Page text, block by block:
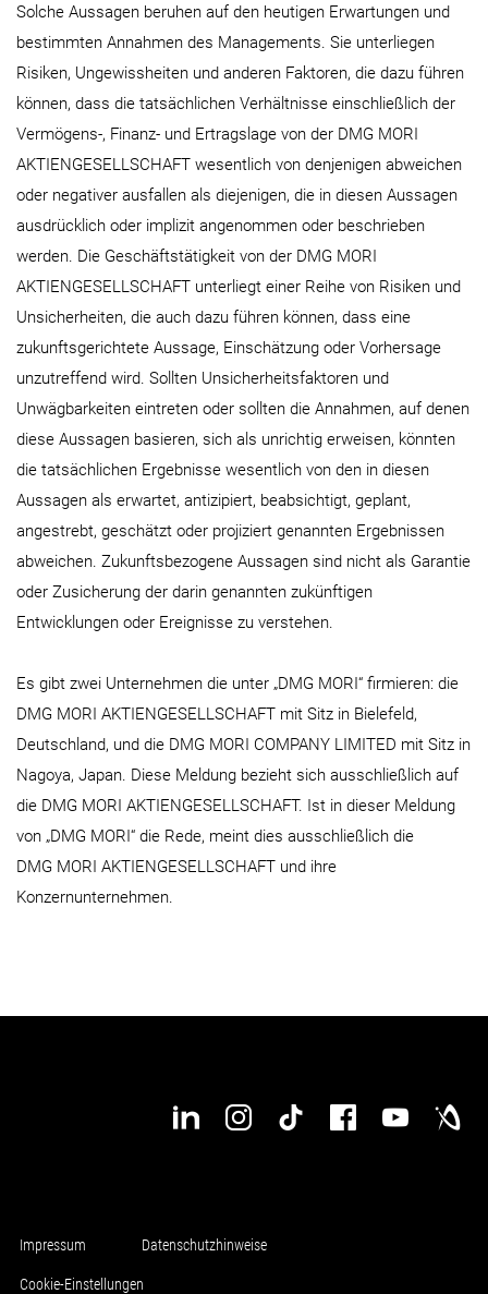
Solche Aussagen beruhen auf den heutigen Erwartungen und
bestimmten Annahmen des Managements. Sie unterliegen
Risiken, Ungewissheiten und anderen Faktoren, die dazu führen
können, dass die tatsächlichen Verhältnisse einschließlich der
Vermögens-, Finanz- und Ertragslage von der DMG MORI
AKTIENGESELLSCHAFT wesentlich von denjenigen abweichen
oder negativer ausfallen als diejenigen, die in diesen Aussagen
ausdrücklich oder implizit angenommen oder beschrieben
werden. Die Geschäftstätigkeit von der DMG MORI
AKTIENGESELLSCHAFT unterliegt einer Reihe von Risiken und
Unsicherheiten, die auch dazu führen können, dass eine
zukunftsgerichtete Aussage, Einschätzung oder Vorhersage
unzutreffend wird. Sollten Unsicherheitsfaktoren und
Unwägbarkeiten eintreten oder sollten die Annahmen, auf denen
diese Aussagen basieren, sich als unrichtig erweisen, könnten
die tatsächlichen Ergebnisse wesentlich von den in diesen
Aussagen als erwartet, antizipiert, beabsichtigt, geplant,
angestrebt, geschätzt oder projiziert genannten Ergebnissen
abweichen. Zukunftsbezogene Aussagen sind nicht als Garantie
oder Zusicherung der darin genannten zukünftigen
Entwicklungen oder Ereignisse zu verstehen.
Es gibt zwei Unternehmen die unter „DMG MORI“ firmieren: die
DMG MORI AKTIENGESELLSCHAFT mit Sitz in Bielefeld,
Deutschland, und die DMG MORI COMPANY LIMITED mit Sitz in
Nagoya, Japan. Diese Meldung bezieht sich ausschließlich auf
die DMG MORI AKTIENGESELLSCHAFT. Ist in dieser Meldung
von „DMG MORI“ die Rede, meint dies ausschließlich die
DMG MORI AKTIENGESELLSCHAFT und ihre
Konzernunternehmen.
Impressum Datenschutzhinweise
Cookie-Einstellungen